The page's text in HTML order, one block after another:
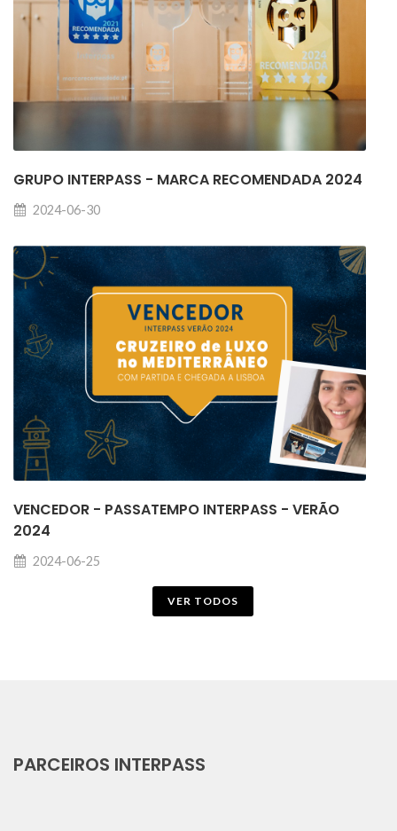
GRUPO INTERPASS - MARCA RECOMENDADA 2024
2024-06-30
VENCEDOR - PASSATEMPO INTERPASS - VERÃO
2024
2024-06-25
VER TODOS
PARCEIROS INTERPASS